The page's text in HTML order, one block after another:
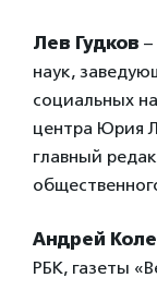
Лев Гудков
наук,
социальных
центра Юрия
главный
Андрей
РБК, газеты